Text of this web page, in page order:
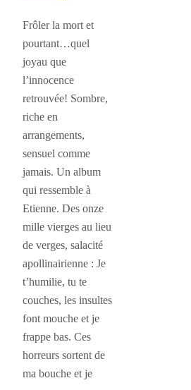
Frôler la mort et
pourtant…quel
joyau que
l’innocence
retrouvée! Sombre,
riche en
arrangements,
sensuel comme
jamais. Un album
qui ressemble à
Etienne. Des onze
mille vierges au lieu
de verges, salacité
apollinairienne : Je
t’humilie, tu te
couches, les insultes
font mouche et je
frappe bas. Ces
horreurs sortent de
ma bouche et je